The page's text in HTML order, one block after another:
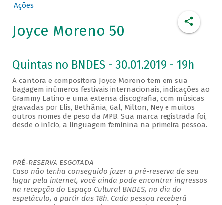
Ações
Joyce Moreno 50
Quintas no BNDES - 30.01.2019 - 19h
A cantora e compositora Joyce Moreno tem em sua
bagagem inúmeros festivais internacionais, indicações ao
Grammy Latino e uma extensa discografia, com músicas
gravadas por Elis, Bethânia, Gal, Milton, Ney e muitos
outros nomes de peso da MPB. Sua marca registrada foi,
desde o início, a linguagem feminina na primeira pessoa.
PRÉ-RESERVA ESGOTADA
Caso não tenha conseguido fazer a pré-reserva de seu
lugar pela internet, você ainda pode encontrar ingressos
na recepção do Espaço Cultural BNDES, no dia do
espetáculo, a partir das 18h. Cada pessoa receberá